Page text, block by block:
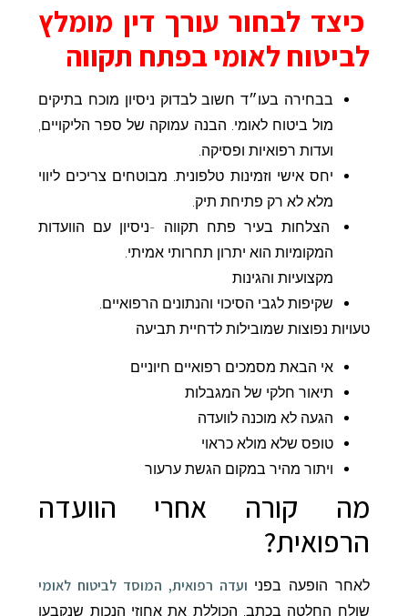
כיצד לבחור עורך דין מומלץ
לביטוח לאומי בפתח תקווה
בבחירה בעו״ד חשוב לבדוק ניסיון מוכח בתיקים
מול ביטוח לאומי. הבנה עמוקה של ספר הליקויים,
ועדות רפואיות ופסיקה.
יחס אישי וזמינות טלפונית. מבוטחים צריכים ליווי
מלא לא רק פתיחת תיק.
הצלחות בעיר פתח תקווה -ניסיון עם הוועדות
המקומיות הוא יתרון תחרותי אמיתי.
מקצועיות והגינות
שקיפות לגבי הסיכוי והנתונים הרפואיים.
טעויות נפוצות שמובילות לדחיית תביעה
אי הבאת מסמכים רפואיים חיוניים
תיאור חלקי של המגבלות
הגעה לא מוכנה לוועדה
טופס שלא מולא כראוי
ויתור מהיר במקום הגשת ערעור
מה קורה אחרי הוועדה
הרפואית?
לאחר הופעה בפני ועדה רפואית, המוסד לביטוח לאומי
שולח החלטה בכתב, הכוללת את אחוזי הנכות שנקבעו